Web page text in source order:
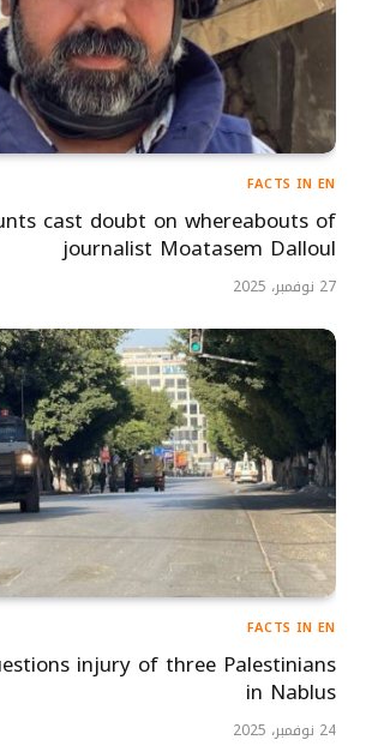
FACTS IN EN
cast doubt on whereabouts of
journalist Moatasem Dalloul
27 نوفمبر، 2025
FACTS IN EN
injury of three Palestinians
in Nablus
24 نوفمبر، 2025